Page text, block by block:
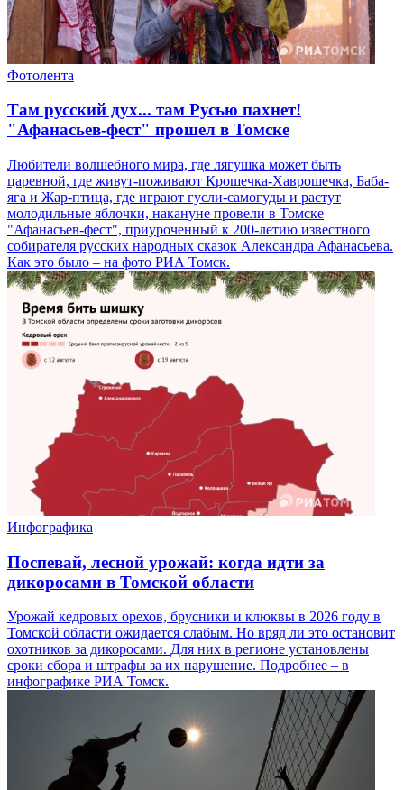
Фотолента
Там русский дух... там Русью пахнет!
"Афанасьев-фест" прошел в Томске
Любители волшебного мира, где лягушка может быть
царевной, где живут-поживают Крошечка-Хаврошечка, Баба-
яга и Жар-птица, где играют гусли-самогуды и растут
молодильные яблочки, накануне провели в Томске
"Афанасьев-фест", приуроченный к 200-летию известного
собирателя русских народных сказок Александра Афанасьева.
Как это было – на фото РИА Томск.
Инфографика
Поспевай, лесной урожай: когда идти за
дикоросами в Томской области
Урожай кедровых орехов, брусники и клюквы в 2026 году в
Томской области ожидается слабым. Но вряд ли это остановит
охотников за дикоросами. Для них в регионе установлены
сроки сбора и штрафы за их нарушение. Подробнее – в
инфографике РИА Томск.